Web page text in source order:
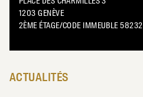
1203 GENÈVE
2ÈME ÉTAGE/CODE IMMEUBLE 58232
ACTUALITÉS